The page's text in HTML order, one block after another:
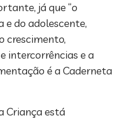
já que “o
e do adolescente,
crescimento,
intercorrências e a
é a Caderneta
Criança está